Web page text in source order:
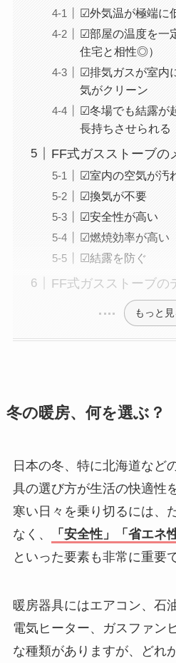
☑外気温が極端に
☑部屋の温度を一
住宅と相性◎）
☑排気ガスが室内
気がクリーン
☑冬場でも結露が
長持ちさせられる
FF式ガスストーブの
☑室内の空気が汚
☑換気が不要
☑安全性が高い
☑燃焼効率が高い
☑結露を防ぐ
FF式ガスストーブの
もっと見
冬の暖房、何を選ぶ？
日本の冬、特に北海道など
具の選び方が生活の快適性
寒い日々を乗り切るには、
なく、
「安全性」「省エネ
といった要素も非常に重要
暖房器具にはエアコン、石
電気ヒーター、ガスファン
な種類がありますが、どれ